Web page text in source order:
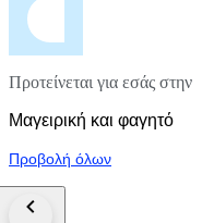
Προτείνεται για εσάς στην
Μαγειρική και φαγητό
Προβολή όλων